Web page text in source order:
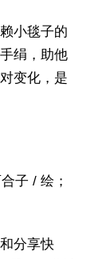
小毯子的
绢，助他
变化，是
子 / 绘；
分享快